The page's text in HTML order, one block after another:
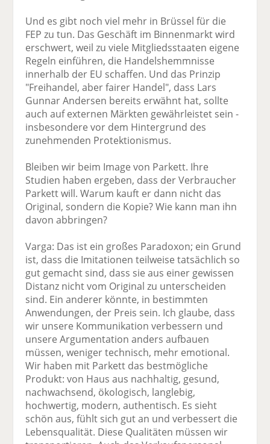
Und es gibt noch viel mehr in Brüssel für die
FEP zu tun. Das Geschäft im Binnenmarkt wird
erschwert, weil zu viele Mitgliedsstaaten eigene
Regeln einführen, die Handelshemmnisse
innerhalb der EU schaffen. Und das Prinzip
"Freihandel, aber fairer Handel", dass Lars
Gunnar Andersen bereits erwähnt hat, sollte
auch auf externen Märkten gewährleistet sein -
insbesondere vor dem Hintergrund des
zunehmenden Protektionismus.
Bleiben wir beim Image von Parkett. Ihre
Studien haben ergeben, dass der Verbraucher
Parkett will. Warum kauft er dann nicht das
Original, sondern die Kopie? Wie kann man ihn
davon abbringen?
Varga: Das ist ein großes Paradoxon; ein Grund
ist, dass die Imitationen teilweise tatsächlich so
gut gemacht sind, dass sie aus einer gewissen
Distanz nicht vom Original zu unterscheiden
sind. Ein anderer könnte, in bestimmten
Anwendungen, der Preis sein. Ich glaube, dass
wir unsere Kommunikation verbessern und
unsere Argumentation anders aufbauen
müssen, weniger technisch, mehr emotional.
Wir haben mit Parkett das bestmögliche
Produkt: von Haus aus nachhaltig, gesund,
nachwachsend, ökologisch, langlebig,
hochwertig, modern, authentisch. Es sieht
schön aus, fühlt sich gut an und verbessert die
Lebensqualität. Diese Qualitäten müssen wir